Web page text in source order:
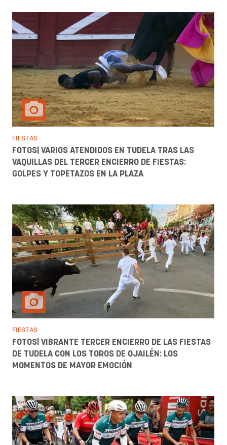
FIESTAS
FOTOS| VARIOS ATENDIDOS EN TUDELA TRAS LAS
VAQUILLAS DEL TERCER ENCIERRO DE FIESTAS:
GOLPES Y TOPETAZOS EN LA PLAZA
FIESTAS
FOTOS| VIBRANTE TERCER ENCIERRO DE LAS FIESTAS
DE TUDELA CON LOS TOROS DE OJAILÉN: LOS
MOMENTOS DE MAYOR EMOCIÓN